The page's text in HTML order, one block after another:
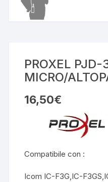
PROXEL
MICRO/
16,50€
Compatibile con :
Icom IC-F3G,IC-